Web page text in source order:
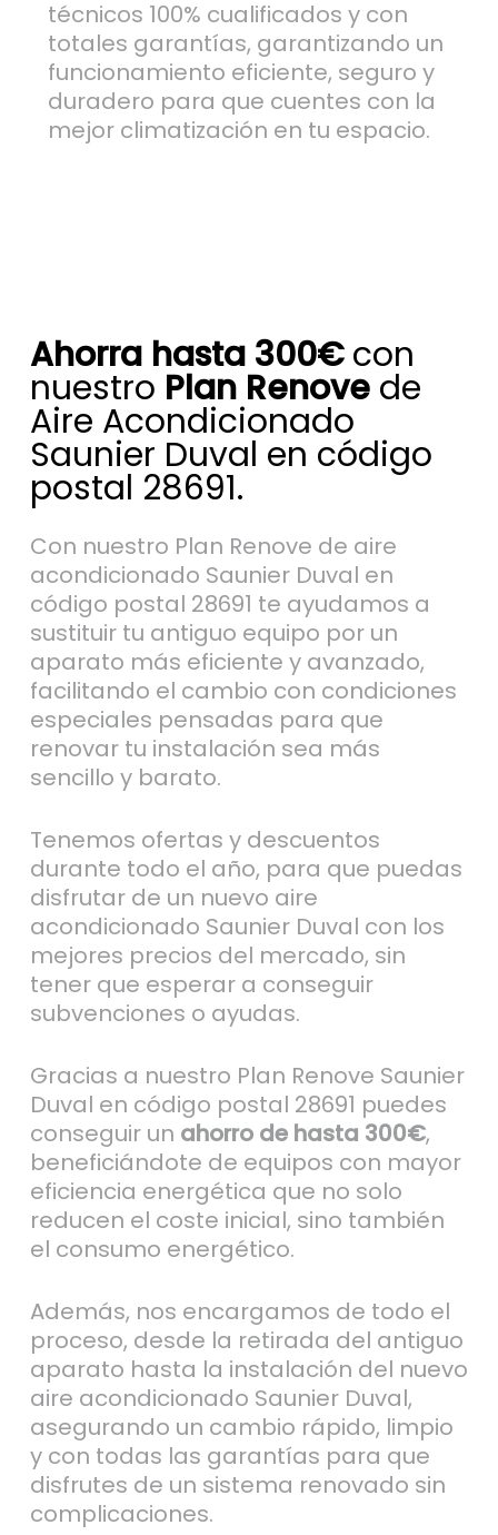
técnicos 100% cualificados y con
totales garantías, garantizando un
funcionamiento eficiente, seguro y
duradero para que cuentes con la
mejor climatización en tu espacio.
Ahorra hasta 300€con
nuestro Plan Renovede
Aire Acondicionado
Saunier Duval en código
postal 28691.
Con nuestro Plan Renove de aire
acondicionado Saunier Duval en
código postal 28691 te ayudamos a
sustituir tu antiguo equipo por un
aparato más eficiente y avanzado,
facilitando el cambio con condiciones
especiales pensadas para que
renovar tu instalación sea más
sencillo y barato.
Tenemos ofertas y descuentos
durante todo el año, para que puedas
disfrutar de un nuevo aire
acondicionado Saunier Duval con los
mejores precios del mercado, sin
tener que esperar a conseguir
subvenciones o ayudas.
Gracias a nuestro Plan Renove Saunier
Duval en código postal 28691 puedes
conseguir un ahorro de hasta 300€,
beneficiándote de equipos con mayor
eficiencia energética que no solo
reducen el coste inicial, sino también
el consumo energético.
Además, nos encargamos de todo el
proceso, desde la retirada del antiguo
aparato hasta la instalación del nuevo
aire acondicionado Saunier Duval,
asegurando un cambio rápido, limpio
y con todas las garantías para que
disfrutes de un sistema renovado sin
complicaciones.